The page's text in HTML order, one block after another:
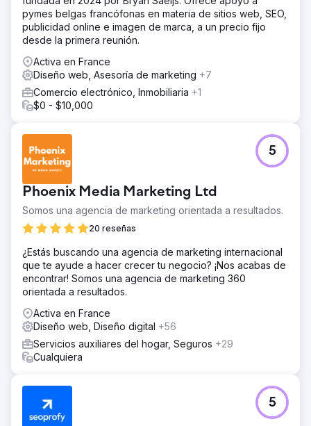
pymes belgas francófonas en materia de sitios web, SEO,
publicidad online e imagen de marca, a un precio fijo
desde la primera reunión.
Activa en France
Diseño web, Asesoría de marketing +7
Comercio electrónico, Inmobiliaria +1
$0 - $10,000
Phoenix Media Marketing Ltd
Somos una agencia de marketing orientada a resultados.
20 reseñas
5
¿Estás buscando una agencia de marketing internacional
que te ayude a hacer crecer tu negocio? ¡Nos acabas de
encontrar! Somos una agencia de marketing 360
orientada a resultados.
Activa en France
Diseño web, Diseño digital +56
Servicios auxiliares del hogar, Seguros +29
Cualquiera
5